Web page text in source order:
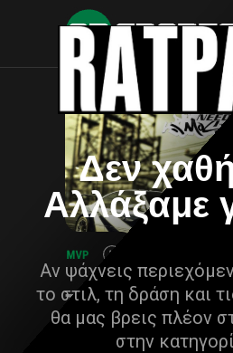
Δεν
Αλλάξαμε
Αν ψάχνεις
το στιλ, τη δράση και
θα μας βρεις πλέον
στην